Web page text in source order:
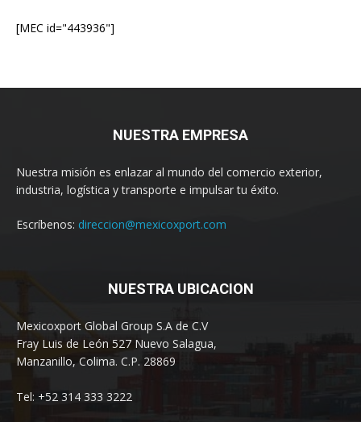
[MEC id="443936"]
NUESTRA EMPRESA
Nuestra misión es enlazar al mundo del comercio exterior,
industria, logística y transporte e impulsar tu éxito.
Escríbenos: direccion@mexicoxport.com
NUESTRA UBICACION
Mexicoxport Global Group S.A de C.V
Fray Luis de León 527 Nuevo Salagua,
Manzanillo, Colima. C.P. 28869
Tel: +52 314 333 3222